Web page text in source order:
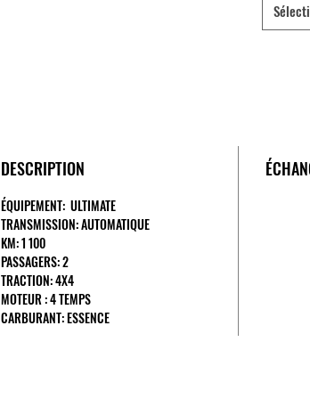
DESCRIPTION
ÉQUIPEMENT: ULTIMATE
TRANSMISSION: AUTOMATIQUE
KM: 1 100
PASSAGERS: 2
TRACTION: 4X4
MOTEUR : 4 TEMPS
CARBURANT: ESSENCE